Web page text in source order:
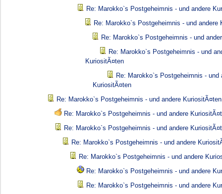
Re: Marokko`s Postgeheimnis - und andere
Re: Marokko`s Postgeheimnis - und andere
Re: Marokko`s Postgeheimnis - und
Re: Marokko`s Postgeheimnis - und
KuriositÃ¤ten
Re: Marokko`s Postgeheimnis - und
KuriositÃ¤ten
Re: Marokko`s Postgeheimnis - und andere KuriositÃ¤ten
Re: Marokko`s Postgeheimnis - und andere
Re: Marokko`s Postgeheimnis - und andere
Re: Marokko`s Postgeheimnis - und andere
Re: Marokko`s Postgeheimnis - und andere
Re: Marokko`s Postgeheimnis - und andere
Re: Marokko`s Postgeheimnis - und andere